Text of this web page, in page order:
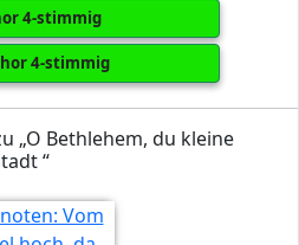
4-stimmig
4-stimmig
„O Bethlehem, du kleine
“